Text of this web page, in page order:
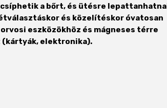
a bőrt, és ütésre
és közelítéskor óvatosan
eszközökhöz és mágneses térre
(kártyák, elektronika).